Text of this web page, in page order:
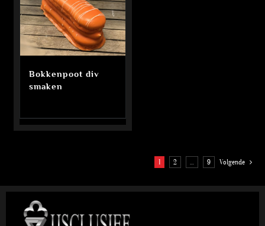
Bokkenpoot div
smaken
1 2 … 9 Volgende